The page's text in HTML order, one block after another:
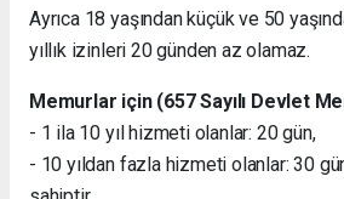
Ayrıca 18 yaşından küçük ve 50
yıllık izinleri 20 günden az olamaz.
Memurlar için (657 Sayılı Devlet
- 1 ila 10 yıl hizmeti olanlar: 20 gün,
- 10 yıldan fazla hizmeti olanlar: 30